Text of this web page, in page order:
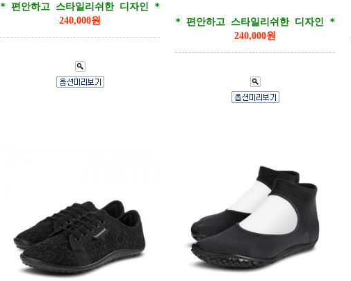
* 편안하고 스타일리쉬한 디자인 *
240,000원 * 편안하고 스타일리쉬한 디자인 *
240,000원